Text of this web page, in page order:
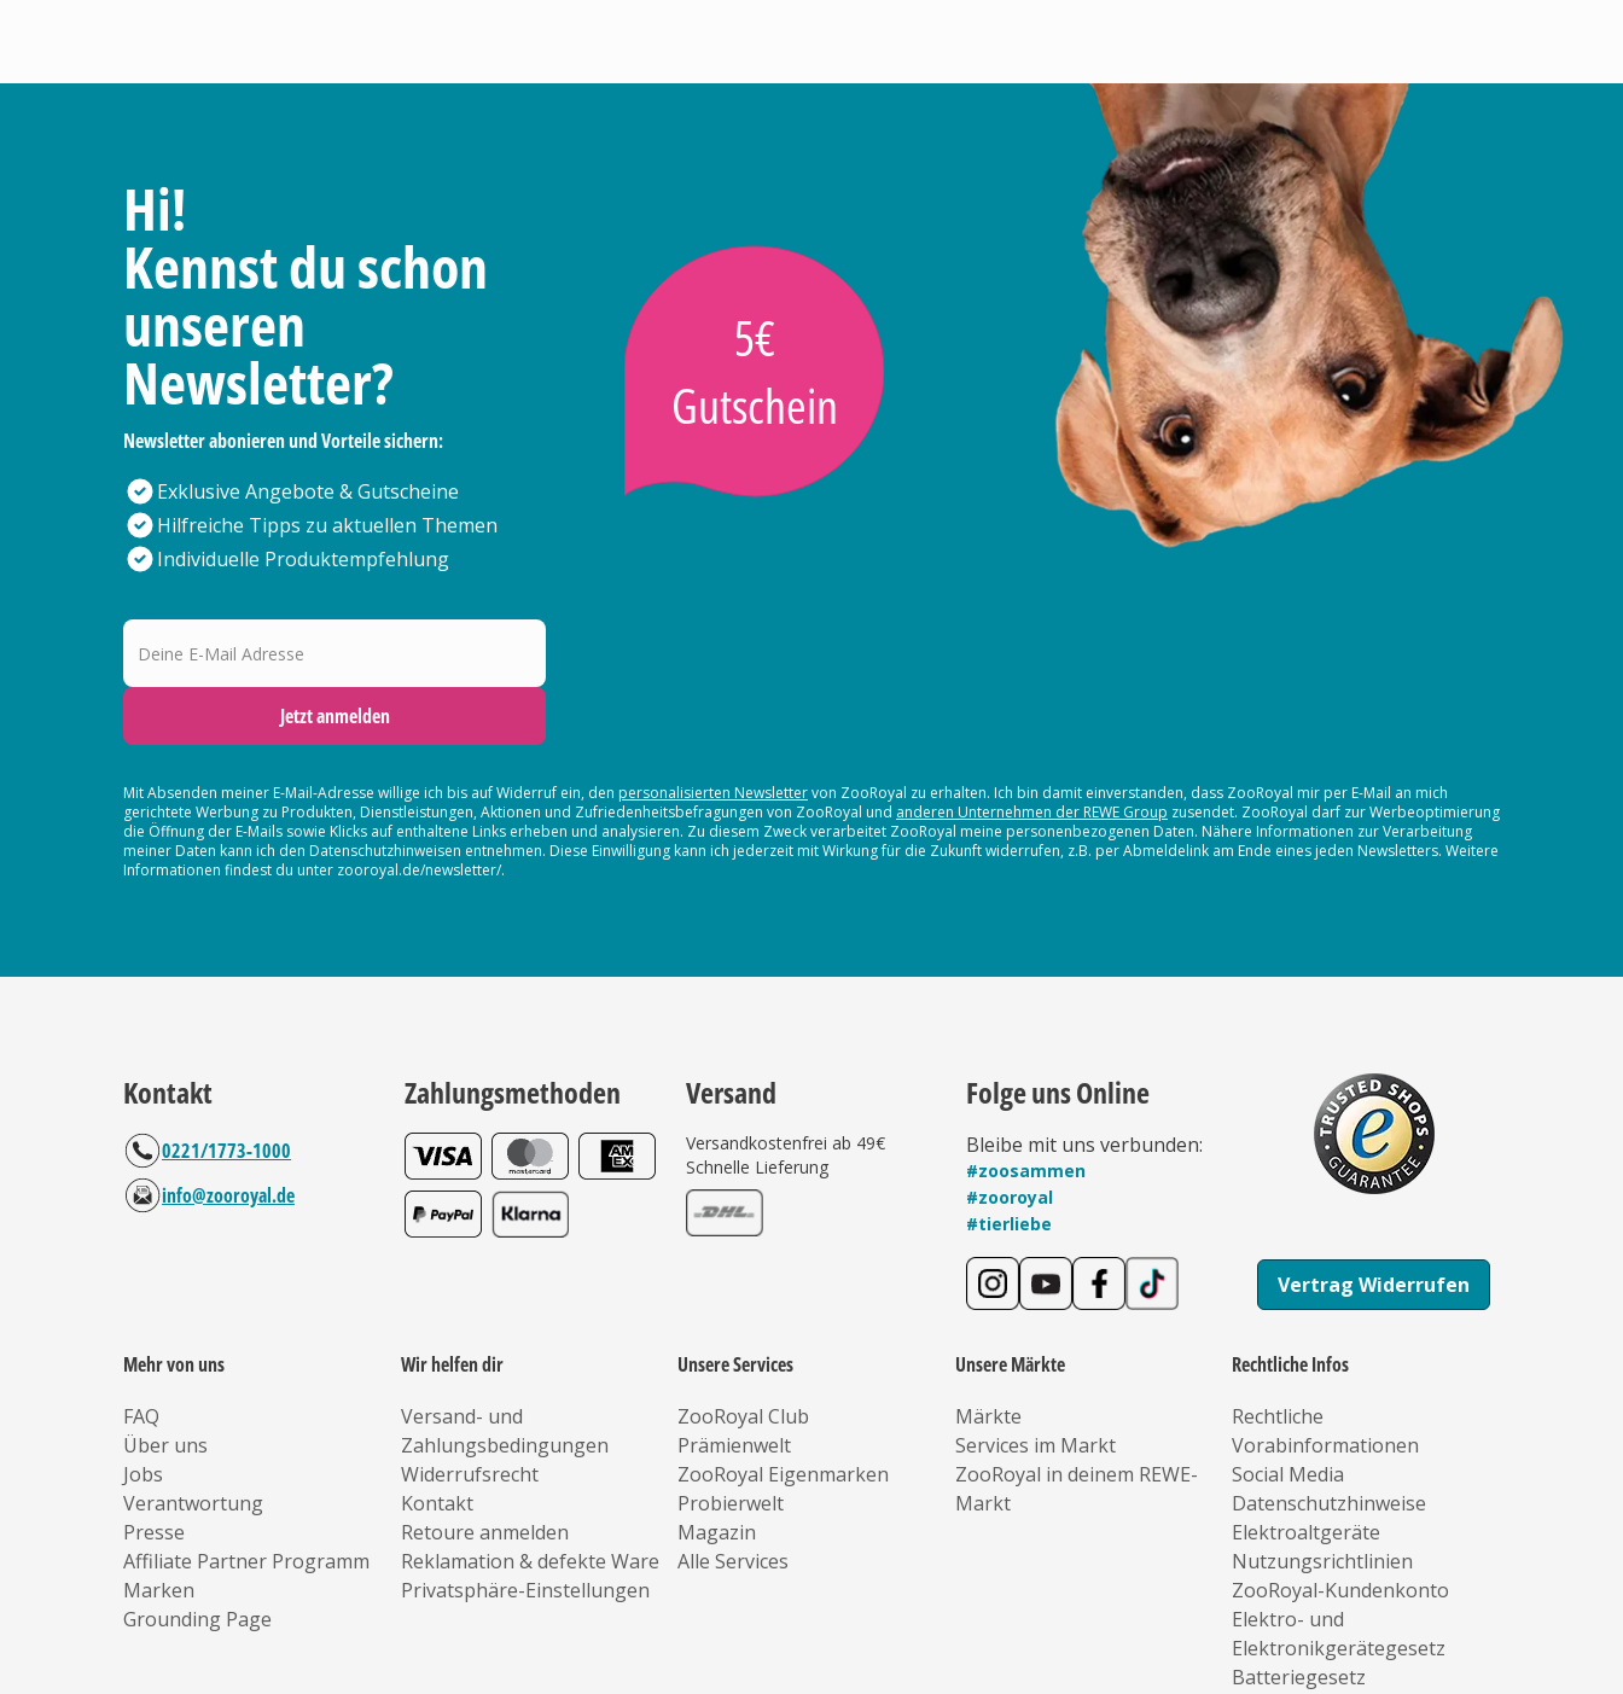
Hi!
Kennst du schon
unseren
Newsletter?
Newsletter abonieren und Vorteile sichern:
Exklusive Angebote & Gutscheine
Hilfreiche Tipps zu aktuellen Themen
Individuelle Produktempfehlung
5€
Gutschein
Deine E-Mail Adresse
Jetzt anmelden
Mit Absenden meiner E-Mail-Adresse willige ich bis auf Widerruf ein, den personalisierten Newslettervon ZooRoyal zu erhalten. Ich bin damit einverstanden, dass ZooRoyal mir per E-Mail an mich
gerichtete Werbung zu Produkten, Dienstleistungen, Aktionen und Zufriedenheitsbefragungen von ZooRoyal und anderen Unternehmen der REWE Group zusendet. ZooRoyal darf zur Werbeoptimierung
die Öffnung der E-Mails sowie Klicks auf enthaltene Links erheben und analysieren. Zu diesem Zweck verarbeitet ZooRoyal meine personenbezogenen Daten. Nähere Informationen zur Verarbeitung
meiner Daten kann ich den Datenschutzhinweisen entnehmen. Diese Einwilligung kann ich jederzeit mit Wirkung für die Zukunft widerrufen, z.B. per Abmeldelink am Ende eines jeden Newsletters. Weitere
Informationen findest du unter zooroyal.de/newsletter/.
Kontakt
0221/1773-1000
info@zooroyal.de
Zahlungsmethoden Versand
Versandkostenfrei ab 49€
Schnelle Lieferung
Folge uns Online
Bleibe mit uns verbunden:
#zoosammen
#zooroyal
#tierliebe
Vertrag Widerrufen
Mehr von uns
FAQ
Über uns
Jobs
Verantwortung
Presse
Affiliate Partner Programm
Marken
Grounding Page
Wir helfen dir
Versand- und
Zahlungsbedingungen
Widerrufsrecht
Kontakt
Retoure anmelden
Reklamation & defekte Ware
Privatsphäre-Einstellungen
Unsere Services
ZooRoyal Club
Prämienwelt
ZooRoyal Eigenmarken
Probierwelt
Magazin
Alle Services
Unsere Märkte
Märkte
Services im Markt
ZooRoyal in deinem REWE-
Markt
Rechtliche Infos
Rechtliche
Vorabinformationen
Social Media
Datenschutzhinweise
Elektroaltgeräte
Nutzungsrichtlinien
ZooRoyal-Kundenkonto
Elektro- und
Elektronikgerätegesetz
Batteriegesetz